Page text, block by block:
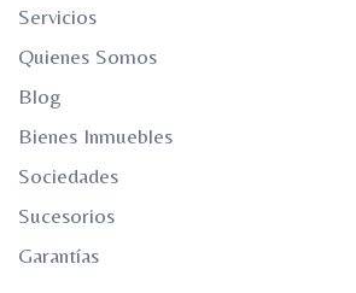
Servicios
Quienes Somos
Blog
Bienes Inmuebles
Sociedades
Sucesorios
Garantías